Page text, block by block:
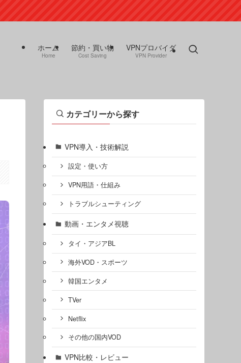
ホーム
Home
節約・買い物
Cost Saving
VPNプロバイダ
VPN Provider
カテゴリーから探す
VPN導入・技術解説
設定・使い方
VPN用語・仕組み
トラブルシューティング
動画・エンタメ視聴
タイ・アジアBL
海外VOD・スポーツ
韓国エンタメ
TVer
Netflix
その他の国内VOD
VPN比較・レビュー